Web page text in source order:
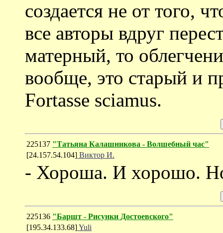
создается не от того,
все авторы вдруг
матерный, то
вообще, это старый и
Fortasse sciamus.
225137 "Татьяна Калашникова - Волшебный час"
[24.157.54.104] Виктор И.
- Хороша. И хорошо.
225136 "Баршт - Рисунки Достоевского"
[195.34.133.68]Yuli